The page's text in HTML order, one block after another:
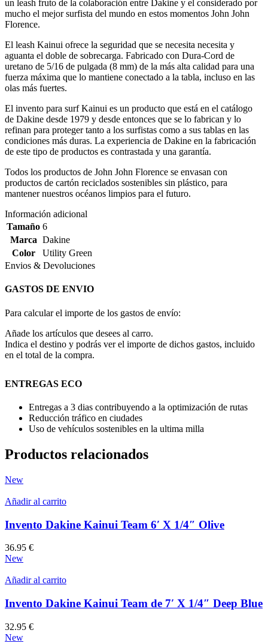
un leash fruto de la colaboración entre Dakine y el considerado por
mucho el mejor surfista del mundo en estos momentos John John
Florence.
El leash Kainui ofrece la seguridad que se necesita necesita y
aguanta el doble de sobrecarga. Fabricado con Dura-Cord de
uretano de 5/16 de pulgada (8 mm) de la más alta calidad para una
fuerza máxima que lo mantiene conectado a la tabla, incluso en las
olas más fuertes.
El invento para surf Kainui es un producto que está en el catálogo
de Dakine desde 1979 y desde entonces que se lo fabrican y lo
refinan para proteger tanto a los surfistas como a sus tablas en las
condiciones más duras. La experiencia de Dakine en la fabricación
de este tipo de productos es contrastada y una garantía.
Todos los productos de John John Florence se envasan con
productos de cartón reciclados sostenibles sin plástico, para
mantener nuestros océanos limpios para el futuro.
Información adicional
Tamaño 6
Marca Dakine
Color
Utility Green
Envios & Devoluciones
GASTOS DE ENVIO
Para calcular el importe de los gastos de envío:
Añade los artículos que desees al carro.
Indica el destino y podrás ver el importe de dichos gastos, incluido
en el total de la compra.
ENTREGAS ECO
Entregas a 3 dias contribuyendo a la optimización de rutas
Reducción tráfico en ciudades
Uso de vehículos sostenibles en la ultima milla
Productos relacionados
New
Añadir al carrito
Invento Dakine Kainui Team 6′ X 1/4″ Olive
36.95 €
New
Añadir al carrito
Invento Dakine Kainui Team de 7′ X 1/4″ Deep Blue
32.95 €
New